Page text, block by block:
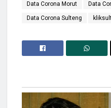
Data Corona Morut Data
Data Corona Sulteng